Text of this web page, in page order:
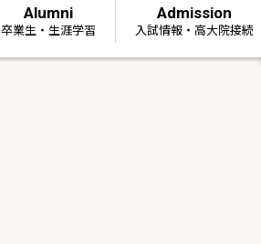
Alumni
卒業生・生涯学習
Admission
⼊試情報・高大院接続